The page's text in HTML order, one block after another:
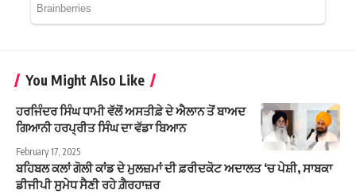
You Might Also Like
ਹਰਜਿੰਦਰ ਸਿੰਘ ਧਾਮੀ ਵੱਲੋਂ ਅਸਤੀਫ਼ੇ ਦੇ ਐਲਾਨ ਤੋਂ ਬਾਅਦ
ਗਿਆਨੀ ਹਰਪ੍ਰੀਤ ਸਿੰਘ ਦਾ ਵੱਡਾ ਬਿਆਨ
February 17, 2025
ਬਹਿਬਲ ਕਲਾਂ ਗੋਲੀ ਕਾਂਡ ਦੇ ਮੁਲਜ਼ਮਾਂ ਦੀ ਫ਼ਰੀਦਕੋਟ ਅਦਾਲਤ ‘ਚ ਪੇਸ਼ੀ, ਸਾਬਕਾ
ਡੀਜੀਪੀ ਸੁਮੇਧ ਸੈਣੀ ਰਹੇ ਗ਼ੈਰਹਾਜ਼ਰ